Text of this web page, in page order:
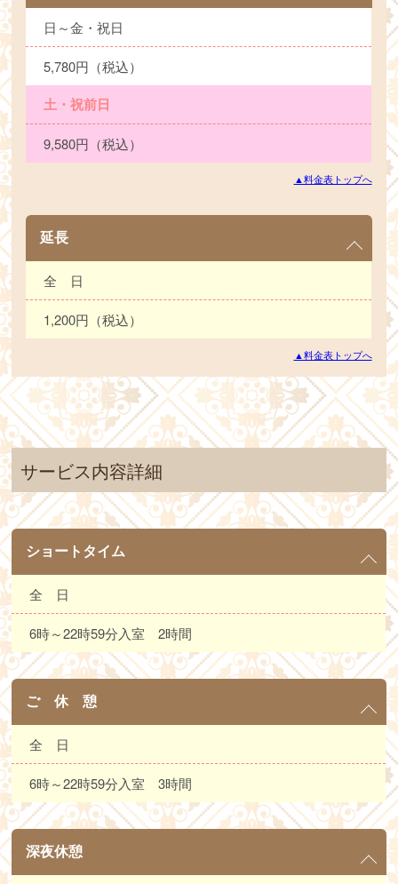
日～金・祝日
5,780円（税込）
土・祝前日
9,580円（税込）
▲料金表トップへ
延長
全 日
1,200円（税込）
▲料金表トップへ
サービス内容詳細
ショートタイム
全 日
6時～22時59分入室 2時間
ご 休 憩
全 日
6時～22時59分入室 3時間
深夜休憩